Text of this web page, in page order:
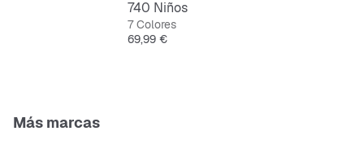
Ligera, antideslizante y estable, ideal para el estilo
de vida urbano.
740 Niños
7 Colores
Precio
69,99 €
Más marcas